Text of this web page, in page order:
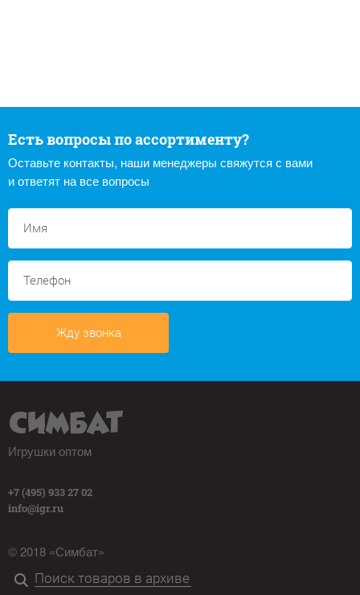
Есть вопросы по ассортименту?
Оставьте контакты, наши менеджеры свяжутся с вами
и ответят на все вопросы
Жду звонка
Игрушки оптом
+7 (495) 933 27 02
info@igr.ru
© 2018 «Симбат»